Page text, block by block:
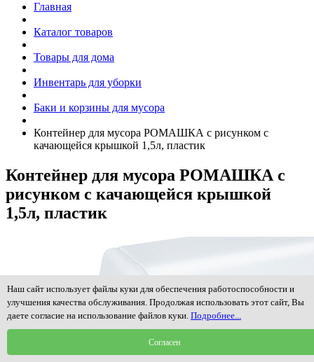
Главная
Каталог товаров
Товары для дома
Инвентарь для уборки
Баки и корзины для мусора
Контейнер для мусора РОМАШКА с рисунком с
качающейся крышкой 1,5л, пластик
Контейнер для мусора РОМАШКА с
рисунком с качающейся крышкой
1,5л, пластик
Наш сайт использует файлы куки для обеспечения работоспособности и
улучшения качества обслуживания. Продолжая использовать этот сайт, Вы
даете согласие на использование файлов куки. Подробнее...
Согласен